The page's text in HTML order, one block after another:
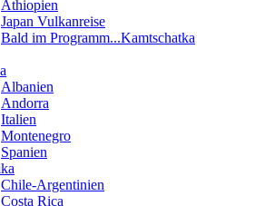
Äthiopien
Japan Vulkanreise
Bald im Programm...Kamtschatka
Albanien
Andorra
Italien
Montenegro
Spanien
Chile-Argentinien
Costa Rica